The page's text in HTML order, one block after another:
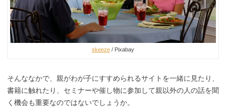
skeeze / Pixabay
そんななかで、親がわが子にすすめられるサイトを一緒に見たり、
書籍に触れたり、セミナーや催し物に参加して親以外の人の話を聞
く機会も重要なのではないでしょうか。